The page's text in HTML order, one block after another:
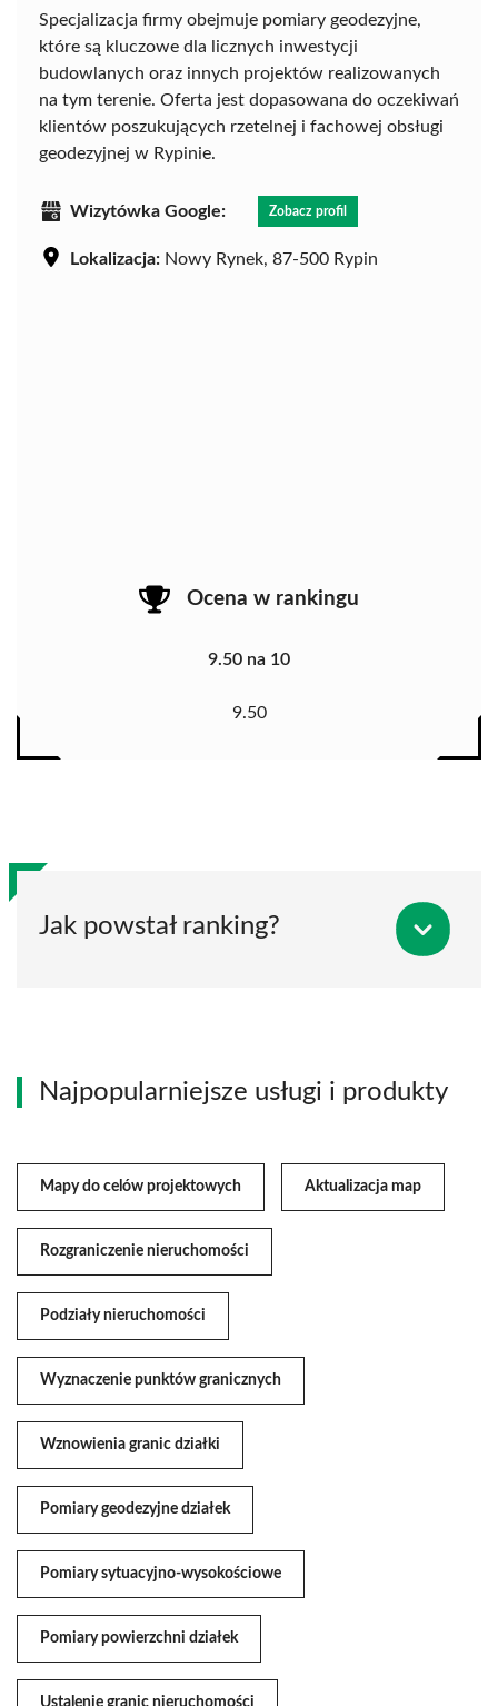
Specjalizacja firmy obejmuje pomiary geodezyjne,
które są kluczowe dla licznych inwestycji
budowlanych oraz innych projektów realizowanych
na tym terenie. Oferta jest dopasowana do oczekiwań
klientów poszukujących rzetelnej i fachowej obsługi
geodezyjnej w Rypinie.
Wizytówka Google: Zobacz profil
Lokalizacja: Nowy Rynek, 87-500 Rypin
Ocena w rankingu
9.50 na 10
9.50
Jak powstał ranking?
Najpopularniejsze usługi i produkty
Mapy do celów projektowych Aktualizacja map
Rozgraniczenie nieruchomości
Podziały nieruchomości
Wyznaczenie punktów granicznych
Wznowienia granic działki
Pomiary geodezyjne działek
Pomiary sytuacyjno-wysokościowe
Pomiary powierzchni działek